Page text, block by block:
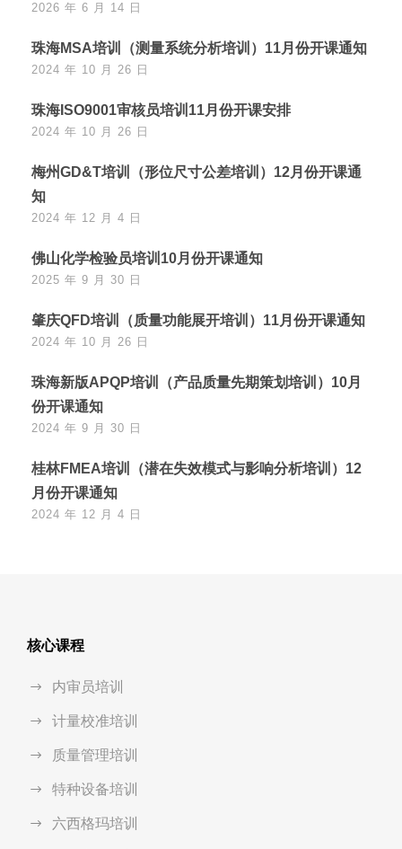
2026 年 6 月 14 日
珠海MSA培训（测量系统分析培训）11月份开课通知
2024 年 10 月 26 日
珠海ISO9001审核员培训11月份开课安排
2024 年 10 月 26 日
梅州GD&T培训（形位尺寸公差培训）12月份开课通
知
2024 年 12 月 4 日
佛山化学检验员培训10月份开课通知
2025 年 9 月 30 日
肇庆QFD培训（质量功能展开培训）11月份开课通知
2024 年 10 月 26 日
珠海新版APQP培训（产品质量先期策划培训）10月
份开课通知
2024 年 9 月 30 日
桂林FMEA培训（潜在失效模式与影响分析培训）12
月份开课通知
2024 年 12 月 4 日
核心课程
内审员培训
计量校准培训
质量管理培训
特种设备培训
六西格玛培训